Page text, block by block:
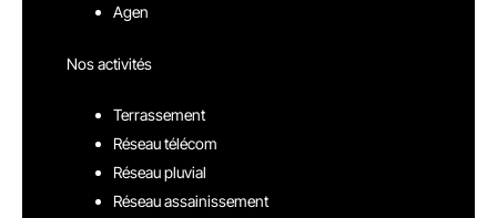
Agen
Nos activités
Terrassement
Réseau télécom
Réseau pluvial
Réseau assainissement